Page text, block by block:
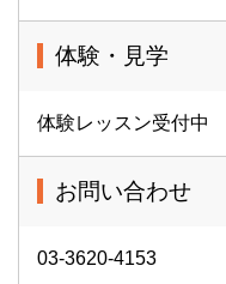
体験・見学
体験レッスン受付中
お問い合わせ
03-3620-4153